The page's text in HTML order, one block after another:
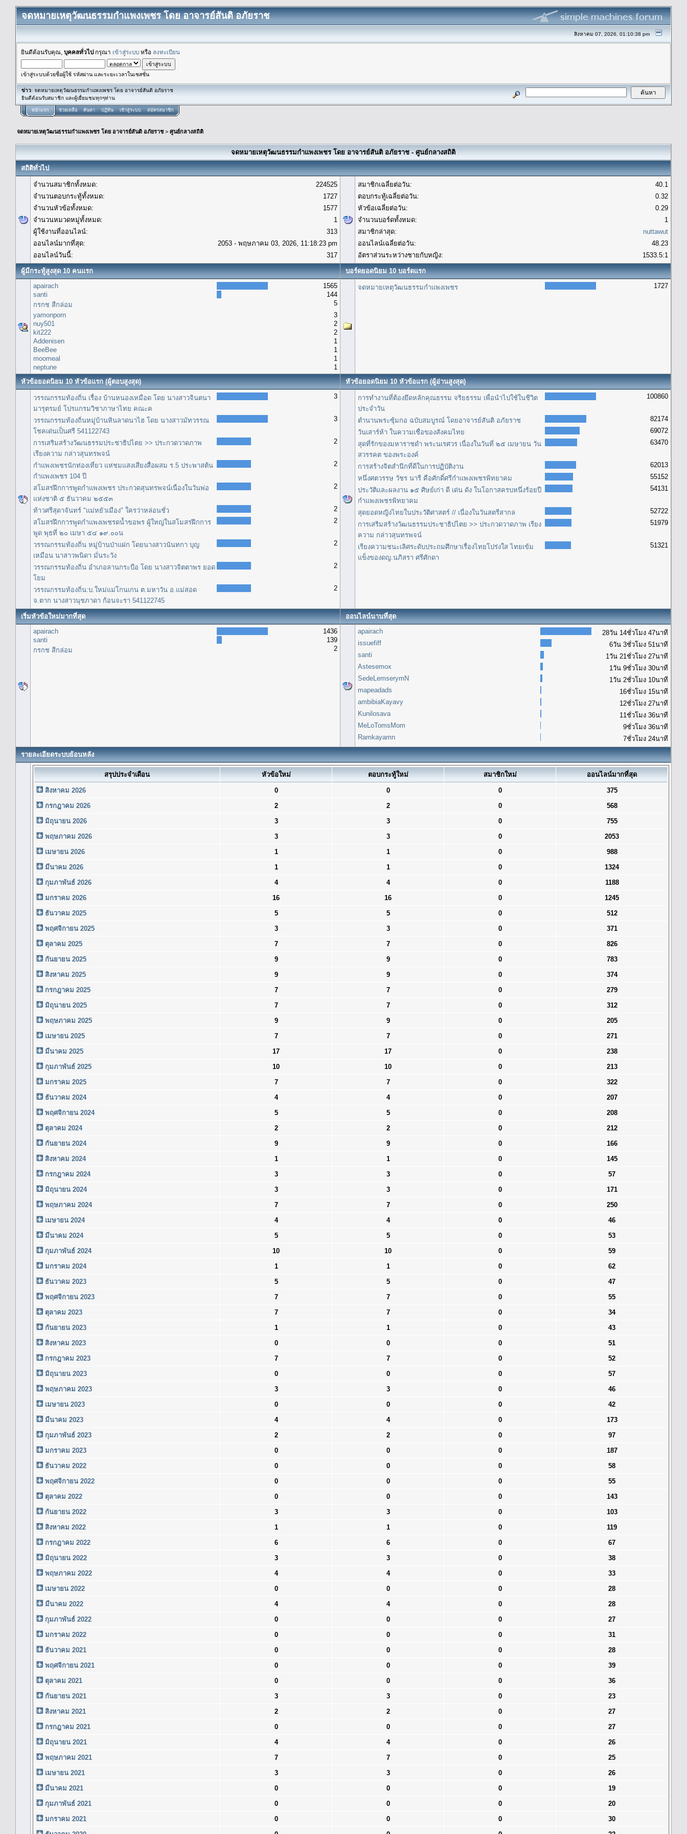
จดหมายเหตุวัฒนธรรมกำแพงเพชร โดย อาจารย์สันติ อภัยราช
สิงหาคม 07, 2026, 01:10:38 pm
ยินดีต้อนรับคุณ, บุคคลทั่วไปกรุณา เข้าสู่ระบบ หรือ ลงทะเบียน
เข้าสู่ระบบด้วยชื่อผู้ใช้ รหัสผ่าน และระยะเวลาในเซสชั่น
ข่าว: จดหมายเหตุวัฒนธรรมกำแพงเพชร โดย อาจารย์สันติ อภัยราช
ยินดีต้อนรับสมาชิก และผู้เยื่ยมชมทุกๆท่าน
หน้าแรก ช่วยเหลือ ค้นหา ปฏิทิน เข้าสู่ระบบ สมัครสมาชิก
จดหมายเหตุวัฒนธรรมกำแพงเพชร โดย อาจารย์สันติ อภัยราช> ศูนย์กลางสถิติ
จดหมายเหตุวัฒนธรรมกำแพงเพชร โดย อาจารย์สันติ อภัยราช - ศูนย์กลางสถิติ
สถิติทั่วไป
จำนวนสมาชิกทั้งหมด:
224525
จำนวนตอบกระทู้ทั้งหมด:
1727
จำนวนหัวข้อทั้งหมด:
1577
จำนวนหมวดหมู่ทั้งหมด:
1
ผู้ใช้งานที่ออนไลน์:
313
ออนไลน์มากที่สุด:
2053 - พฤษภาคม 03, 2026, 11:18:23 pm
ออนไลน์วันนี้:
317
สมาชิกเฉลี่ยต่อวัน:
40.1
ตอบกระทู้เฉลี่ยต่อวัน:
0.32
หัวข้อเฉลี่ยต่อวัน:
0.29
จำนวนบอร์ดทั้งหมด:
1
สมาชิกล่าสุด:
nuttawut
ออนไลน์เฉลี่ยต่อวัน:
48.23
อัตราส่วนระหว่างชายกับหญิง:
1533.5:1
ผู้มีกระทู้สูงสุด 10 คนแรก
บอร์ดยอดนิยม 10 บอร์ดแรก
apairach
1565
santi
144
กรกช สีกล่อม
5
yamonporn
3
nuy501
2
kit222
2
Addenisen
1
BeeBee
1
moomeal
1
neptune
1
จดหมายเหตุวัฒนธรรมกำแพงเพชร 1727
หัวข้อยอดนิยม 10 หัวข้อแรก (ผู้ตอบสูงสุด) หัวข้อยอดนิยม 10 หัวข้อแรก (ผู้อ่านสูงสุด)
วรรณกรรมท้องถิ่น เรื่อง บ้านหนองเหมือด โดย นางสาวจินตนา
มารุตรมย์ โปรแกรมวิชาภาษาไทย คณะค
3
วรรณกรรมท้องถิ่นหมู่บ้านหินลาดนาไฮ โดย นางสาวมัทวรรณ
โชคเด่นเป็นศรี 541122743
3
การเสริมสร้างวัฒนธรรมประชาธิปไตย >> ประกวดวาดภาพ
เรียงความ กล่าวสุนทรพจน์
2
กำแพงเพชรนักท่องเที่ยว แห่ชมแสงเสียงสื่อผสม ร.5 ประพาสต้น
กำแพงเพชร 104 ปี
2
สโมสรฝึกการพูดกำแพงเพชร ประกวดสุนทรพจน์เนื่องในวันพ่อ
แห่งชาติ ๕ ธันวาคม ๒๕๕๓
2
ท้าวศรีสุดาจันทร์ "แม่หยัวเมือง" ใครว่าหล่อนชั่ว
2
สโมสรฝึกการพูดกำแพงเพชรดน้ำขอพร ผู้ใหญ่ในสโมสรฝึกการ
พูด พุธที่ ๒๐ เมษา ๕๔ ๑๙.๐๐น
2
วรรณกรรมท้องถิ่น หมู่บ้านป่าแฝก โดยนางสาวนันทกา บุญ
เหมือน นาสาวพนิดา มั่นระวัง
2
วรรณกรรมท้องถิ่น อำเภอลานกระบือ โดย นางสาวจิตตาพร ยอด
โยม
2
วรรณกรรมท้องถิ่น:บ.ใหม่แม่โกนเกน ต.มหาวัน อ.แม่สอด
จ.ตาก นางสาวนุชภาดา ก้อนจะรา 541122745
2
การทำงานที่ต้องยึดหลักคุณธรรม จริยธรรม เพื่อนำไปใช้ในชีวิต
ประจำวัน
100860
ตำนานพระซุ้มกอ ฉบับสมบูรณ์ โดยอาจารย์สันติ อภัยราช
82174
วันเสาร์ห้า ในความเชื่อของสังคมไทย
69072
สุดที่รักของมหาราชดำ พระนเรศวร เนื่องในวันที่ ๒๕ เมษายน วัน
สวรรคต ของพระองค์
63470
การสร้างจิตสำนึกที่ดีในการปฏิบัติงาน
62013
หนึ่งศตวรรษ วัชร นารี คือศักดิ์ศรีกำแพงเพชรพิทยาคม
55152
ประวัติและผลงาน ๑๕ ศิษย์เก่า ดี เด่น ดัง ในโอกาสครบหนึ่งร้อยปี
กำแพงเพชรพิทยาคม
54131
สุดยอดหญิงไทยในประวัติศาสตร์ // เนื่องในวันสตรีสากล
52722
การเสริมสร้างวัฒนธรรมประชาธิปไตย >> ประกวดวาดภาพ เรียง
ความ กล่าวสุนทรพจน์
51979
เรียงความชนะเลิศระดับประถมศึกษาเรื่องไทยโปร่งใส ไทยเข้ม
แข็งของดญ.นภิสรา ศรีศักดา
51321
เริ่มหัวข้อใหม่มากที่สุด
ออนไลน์นานที่สุด
apairach
1436
santi
139
กรกช สีกล่อม
2
apairach
28วัน 14ชั่วโมง 47นาที
issuefiff
6วัน 3ชั่วโมง 51นาที
santi
1วัน 21ชั่วโมง 27นาที
Astesemox
1วัน 9ชั่วโมง 30นาที
SedeLemserymN
1วัน 2ชั่วโมง 10นาที
mapeadads
16ชั่วโมง 15นาที
ambibiaKayavy
12ชั่วโมง 27นาที
Kunilosava
11ชั่วโมง 36นาที
MeLoTomsMom
9ชั่วโมง 36นาที
Ramkayamn
7ชั่วโมง 24นาที
รายละเอียดระบบย้อนหลัง
สรุปประจำเดือน หัวข้อใหม่ ตอบกระทู้ใหม่ สมาชิกใหม่ ออนไลน์มากที่สุด
สิงหาคม 2026 0 0 0
375
กรกฎาคม 2026
2 2 0
568
มิถุนายน 2026
3 3 0
755
พฤษภาคม 2026
3 3 0
2053
เมษายน 2026
1 1 0
988
มีนาคม 2026
1 1 0
1324
กุมภาพันธ์ 2026
4 4 0
1188
มกราคม 2026
16 16 0
1245
ธันวาคม 2025
5 5 0
512
พฤศจิกายน 2025
3 3 0
371
ตุลาคม 2025
7 7 0
826
กันยายน 2025
9 9 0
783
สิงหาคม 2025
9 9 0
374
กรกฎาคม 2025
7 7 0
279
มิถุนายน 2025
7 7 0
312
พฤษภาคม 2025
9 9 0
205
เมษายน 2025
7 7 0
271
มีนาคม 2025
17 17 0
238
กุมภาพันธ์ 2025
10 10 0
213
มกราคม 2025
7 7 0
322
ธันวาคม 2024
4 4 0
207
พฤศจิกายน 2024
5 5 0
208
ตุลาคม 2024
2 2 0
212
กันยายน 2024
9 9 0
166
สิงหาคม 2024
1 1 0
145
กรกฎาคม 2024
3 3 0
57
มิถุนายน 2024
3 3 0
171
พฤษภาคม 2024
7 7 0
250
เมษายน 2024
4 4 0
46
มีนาคม 2024
5 5 0
53
กุมภาพันธ์ 2024
10 10 0
59
มกราคม 2024
1 1 0
62
ธันวาคม 2023
5 5 0
47
พฤศจิกายน 2023
7 7 0
55
ตุลาคม 2023
7 7 0
34
กันยายน 2023
1 1 0
43
สิงหาคม 2023
0 0 0
51
กรกฎาคม 2023
7 7 0
52
มิถุนายน 2023
0 0 0
57
พฤษภาคม 2023
3 3 0
46
เมษายน 2023
0 0 0
42
มีนาคม 2023
4 4 0
173
กุมภาพันธ์ 2023
2 2 0
97
มกราคม 2023
0 0 0
187
ธันวาคม 2022
0 0 0
58
พฤศจิกายน 2022
0 0 0
55
ตุลาคม 2022
0 0 0
143
กันยายน 2022
3 3 0
103
สิงหาคม 2022
1 1 0
119
กรกฎาคม 2022
6 6 0
67
มิถุนายน 2022
3 3 0
38
พฤษภาคม 2022
4 4 0
33
เมษายน 2022
0 0 0
28
มีนาคม 2022
4 4 0
28
กุมภาพันธ์ 2022
0 0 0
27
มกราคม 2022
0 0 0
31
ธันวาคม 2021
0 0 0
28
พฤศจิกายน 2021
0 0 0
39
ตุลาคม 2021
0 0 0
36
กันยายน 2021
3 3 0
23
สิงหาคม 2021
2 2 0
27
กรกฎาคม 2021
0 0 0
27
มิถุนายน 2021
4 4 0
26
พฤษภาคม 2021
7 7 0
25
เมษายน 2021
3 3 0
26
มีนาคม 2021
0 0 0
19
กุมภาพันธ์ 2021
0 0 0
20
มกราคม 2021
0 0 0
30